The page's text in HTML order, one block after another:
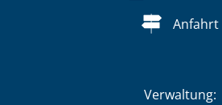
Anfahrt
Verwaltung: